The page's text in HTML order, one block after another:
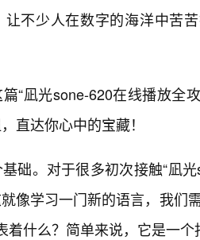
不少人在数字的海洋中苦
“凪光sone-620在线播放全
直达你心中的宝藏！
础。对于很多初次接触“凪
像学习一门新的语言，我们
着什么？简单来说，它是一个